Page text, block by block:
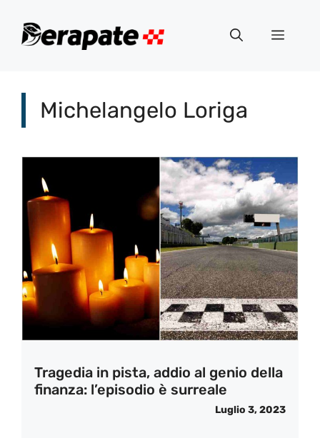
Menu
Michelangelo Loriga
Tragedia in pista, addio al genio della
finanza: l’episodio è surreale
Luglio 3, 2023